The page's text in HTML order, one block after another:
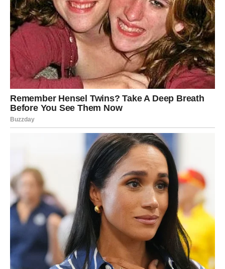
Otkrivanje Složenosti Braka
U svakom braku postoje izazovi, a njihov nije bio izuzetak.
Mnoge glasine o prošlim vezama njenog supruga često su se
pojavljivale u medijima, pokrećući pitanja o njihovoj vezi.
primjer, kada su neki tabloidni članci sugerirali da njihova
ljubav možda nije onakva kakvom se prikazuje, oboje su
odlučili da ne odgovaraju na glasine, već su se fokusirali na
ono što je zaista važno. Ipak, kako su oboje otkrili, istina je
mnogo složenija od onoga što se često prikazuje.
Njihov brak
je izgrađen na povjerenju i međusobnom poštovanju, što ih je
održalo kroz teške trenutke. Njihova ljubav, temeljena na
razumijevanju i podršci, pokazuje kako se istinska povezanost
može suočiti sa svim izazovima.
Poruka o Postojanosti i Inspiraciji